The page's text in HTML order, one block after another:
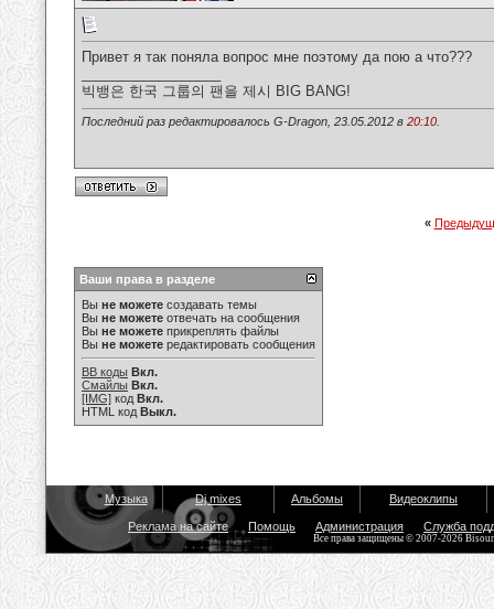
Привет я так поняла вопрос мне поэтому да пою а что???
빅뱅은 한국 그룹의 팬을 제시 BIG BANG!
Последний раз редактировалось G-Dragon, 23.05.2012 в 20:10
«
Ваши права в разделе
Вы не можете создавать темы
Вы не можете отвечать на сообщения
Вы не можете прикреплять файлы
Вы не можете редактировать сообщения
BB коды Вкл.
Смайлы Вкл.
[IMG] код Вкл.
HTML код Выкл.
Музыка Dj mixes Альбомы Видеоклипы
Реклама на сайте Помощь Администрация Служба
Все права защищены © 2007-2026